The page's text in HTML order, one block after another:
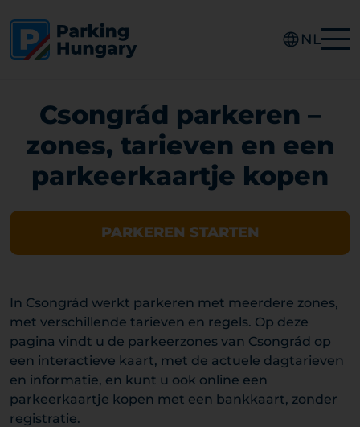
NL
Csongrád parkeren –
zones, tarieven en een
parkeerkaartje kopen
PARKEREN STARTEN
In Csongrád werkt parkeren met meerdere zones,
met verschillende tarieven en regels. Op deze
pagina vindt u de parkeerzones van Csongrád op
een interactieve kaart, met de actuele dagtarieven
en informatie, en kunt u ook online een
parkeerkaartje kopen met een bankkaart, zonder
registratie.